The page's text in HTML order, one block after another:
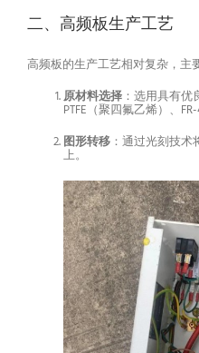
二、高频板生产工艺
高频板的生产工艺相对复杂，主
原材料选择 ：选用具有
PTFE（聚四氟乙烯）、FR-
图形转移 ：通过光刻技
上。